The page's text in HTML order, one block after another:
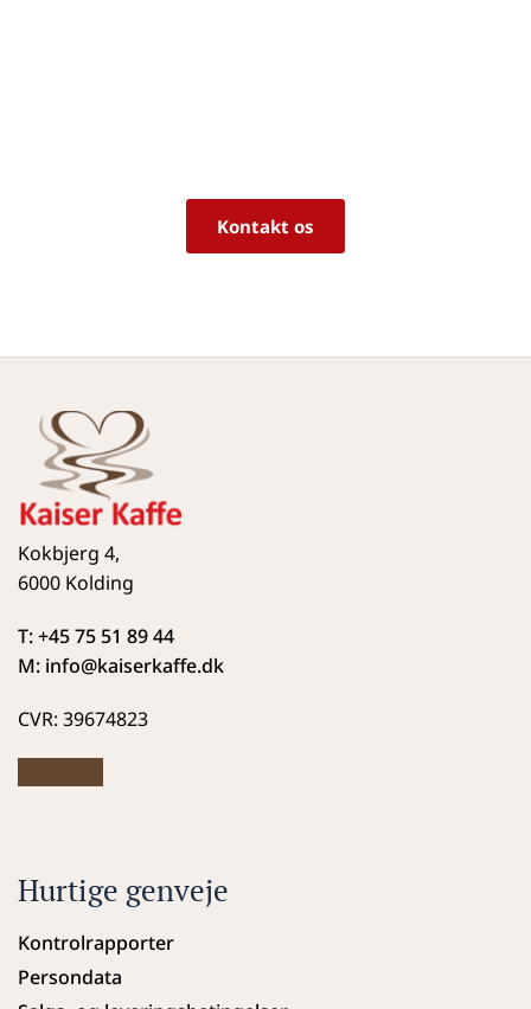
Kontakt os
Kokbjerg 4,
6000 Kolding
T: +45 75 51 89 44
M: info@kaiserkaffe.dk
CVR: 39674823
Hurtige genveje
Kontrolrapporter
Persondata